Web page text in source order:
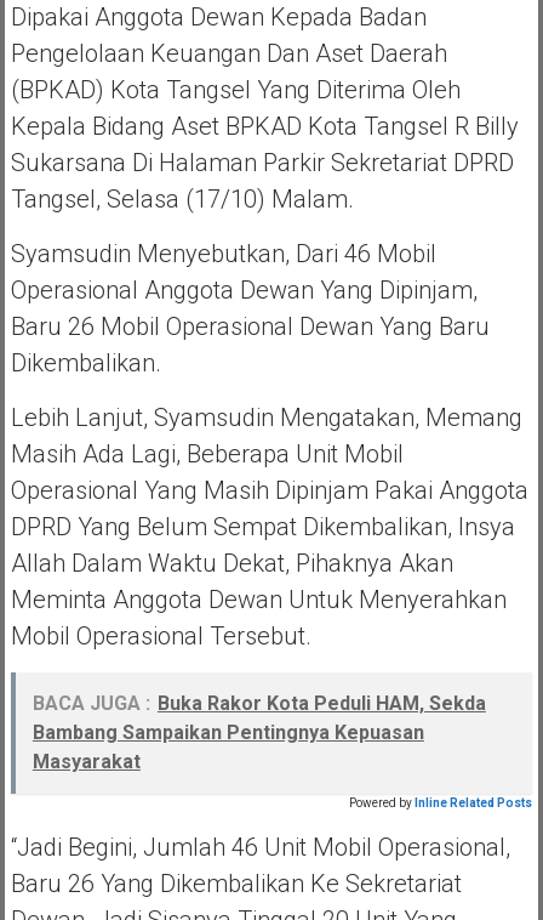
Dipakai Anggota Dewan Kepada Badan
Pengelolaan Keuangan Dan Aset Daerah
(BPKAD) Kota Tangsel Yang Diterima Oleh
Kepala Bidang Aset BPKAD Kota Tangsel R Billy
Sukarsana Di Halaman Parkir Sekretariat DPRD
Tangsel, Selasa (17/10) Malam.
Syamsudin Menyebutkan, Dari 46 Mobil
Operasional Anggota Dewan Yang Dipinjam,
Baru 26 Mobil Operasional Dewan Yang Baru
Dikembalikan.
Lebih Lanjut, Syamsudin Mengatakan, Memang
Masih Ada Lagi, Beberapa Unit Mobil
Operasional Yang Masih Dipinjam Pakai Anggota
DPRD Yang Belum Sempat Dikembalikan, Insya
Allah Dalam Waktu Dekat, Pihaknya Akan
Meminta Anggota Dewan Untuk Menyerahkan
Mobil Operasional Tersebut.
BACA JUGA : Buka Rakor Kota Peduli HAM, Sekda
Bambang Sampaikan Pentingnya Kepuasan
Masyarakat
Powered by Inline Related Posts
“Jadi Begini, Jumlah 46 Unit Mobil Operasional,
Baru 26 Yang Dikembalikan Ke Sekretariat